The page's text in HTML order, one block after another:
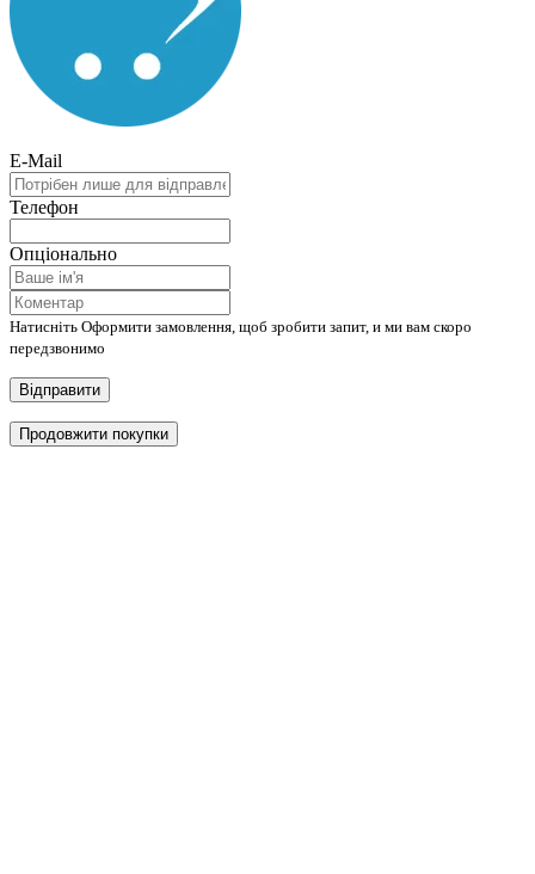
E-Mail
Телефон
Опціонально
Натисніть Оформити замовлення, щоб зробити запит, и ми вам скоро
передзвонимо
Відправити
Продовжити покупки